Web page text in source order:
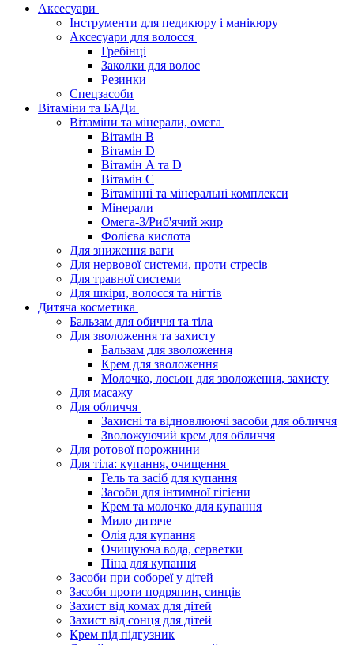
Аксесуари
Інструменти для педикюру і манікюру
Аксесуари для волосся
Гребінці
Заколки для волос
Резинки
Спецзасоби
Вітаміни та БАДи
Вітаміни та мінерали, омега
Вітамін B
Вітамін D
Вітамін А та D
Вітамін С
Вітамінні та мінеральні комплекси
Мінерали
Омега-3/Риб'ячий жир
Фолієва кислота
Для зниження ваги
Для нервової системи, проти стресів
Для травної системи
Для шкіри, волосся та нігтів
Дитяча косметика
Бальзам для обиччя та тіла
Для зволоження та захисту
Бальзам для зволоження
Крем для зволоження
Молочко, лосьон для зволоження, захисту
Для масажу
Для обличчя
Захисні та відновлюючі засоби для обличчя
Зволожуючий крем для обличчя
Для ротової порожнини
Для тіла: купання, очищення
Гель та засіб для купання
Засоби для інтимної гігієни
Крем та молочко для купання
Мило дитяче
Олія для купання
Очищуюча вода, серветки
Піна для купання
Засоби при собореї у дітей
Засоби проти подряпин, синців
Захист від комах для дітей
Захист від сонця для дітей
Крем під підгузник